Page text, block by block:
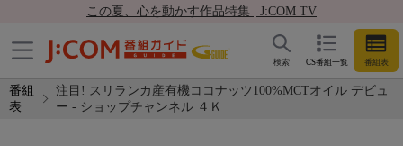
この夏、心を動かす作品特集 | J:COM TV
CS番組一覧 番組表
検索
番組
表
注目! スリランカ産有機ココナッツ100%MCTオイル デビュ
ー - ショップチャンネル ４Ｋ